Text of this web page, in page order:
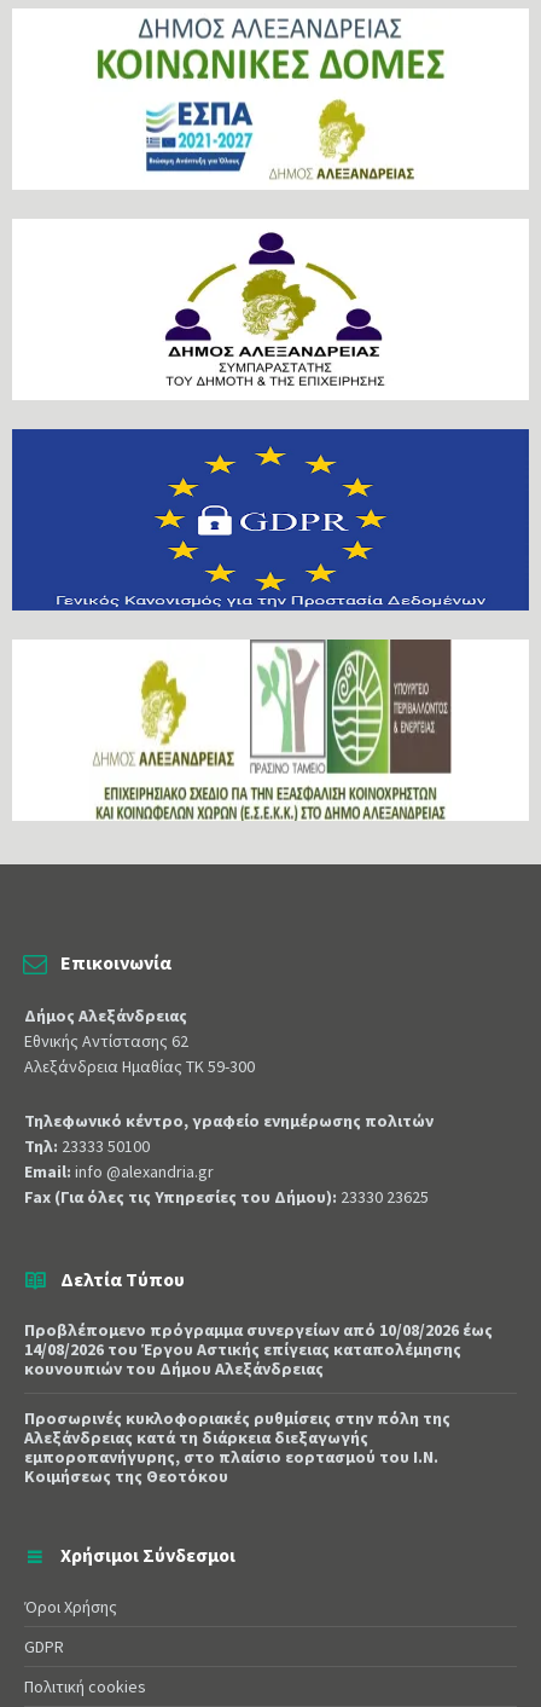
Επικοινωνία
Δήμος Αλεξάνδρειας
Εθνικής Αντίστασης 62
Αλεξάνδρεια Ημαθίας ΤΚ 59-300
Τηλεφωνικό κέντρο, γραφείο ενημέρωσης πολιτών
Τηλ: 23333 50100
Email: info @alexandria.gr
Fax (Για όλες τις Υπηρεσίες του Δήμου): 23330 23625
Δελτία Τύπου
Προβλέπομενο πρόγραμμα συνεργείων από 10/08/2026 έως
14/08/2026 του Έργου Αστικής επίγειας καταπολέμησης
κουνουπιών του Δήμου Αλεξάνδρειας
Προσωρινές κυκλοφοριακές ρυθμίσεις στην πόλη της
Αλεξάνδρειας κατά τη διάρκεια διεξαγωγής
εμποροπανήγυρης, στο πλαίσιο εορτασμού του Ι.Ν.
Κοιμήσεως της Θεοτόκου
Χρήσιμοι Σύνδεσμοι
Όροι Χρήσης
GDPR
Πολιτική cookies